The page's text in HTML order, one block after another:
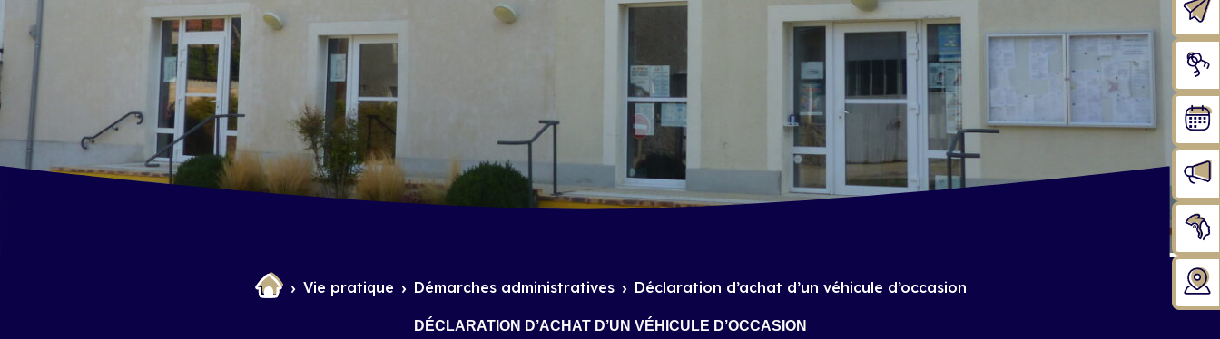
Vie pratique Démarches administratives Déclaration d’achat d’un véhicule d’occasion
DÉCLARATION D’ACHAT D’UN VÉHICULE D’OCCASION
Marchés